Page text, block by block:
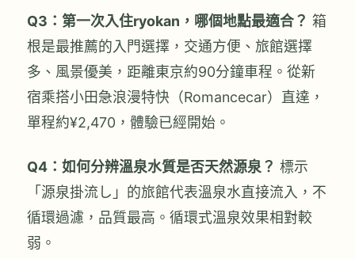
Q3：第一次入住ryokan，哪個地點最適合？ 箱
根是最推薦的入門選擇，交通方便、旅館選擇
多、風景優美，距離東京約90分鐘車程。從新
宿乘搭小田急浪漫特快（Romancecar）直達，
單程約¥2,470，體驗已經開始。
Q4：如何分辨溫泉水質是否天然源泉？ 標示
「源泉掛流し」的旅館代表溫泉水直接流入，不
循環過濾，品質最高。循環式溫泉效果相對較
弱。